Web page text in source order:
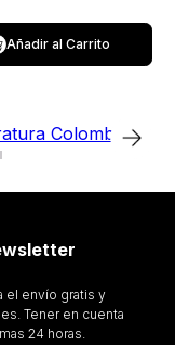
Añadir al Carrito
el envío gratis y
Tener en cuenta
24 horas.